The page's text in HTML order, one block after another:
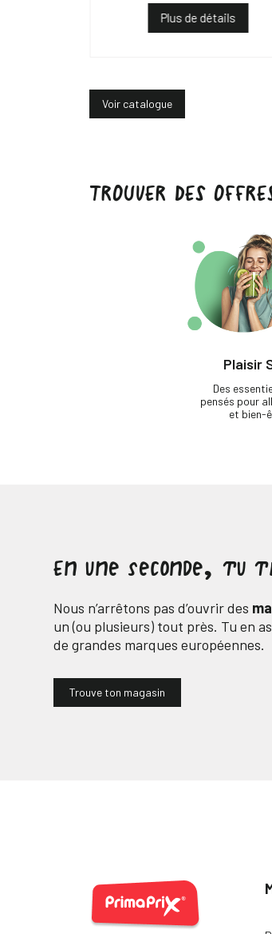
Plus de détails
Voir catalogue
TROUVER DES
Plaisir
Des
pensés pour
et bien-
En une seconde, tu
Nous n’arrêtons pas d’ouvrir des
un (ou plusieurs) tout près. Tu en
de grandes marques européennes.
Trouve ton magasin